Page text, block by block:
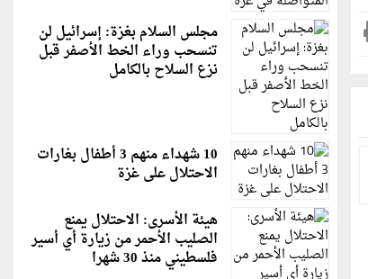
مجلس السلام بغزة: إسرائيل لن
تنسحب وراء الخط الأصفر قبل
نزع السلاح بالكامل
10 شهداء منهم 3 أطفال بغارات
الاحتلال على غزة
هيئة الأسرى: الاحتلال يمنع
الصليب الأحمر من زيارة أي أسير
فلسطيني منذ 30 شهرا